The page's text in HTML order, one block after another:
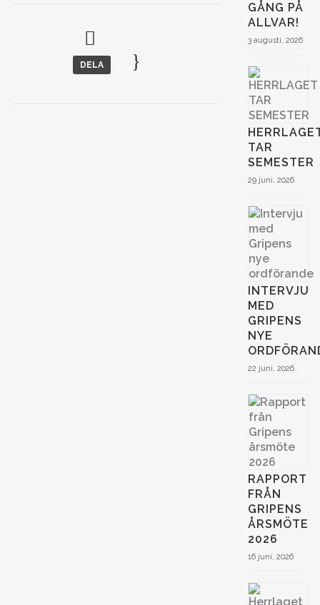
DELA
GÅNG PÅ
ALLVAR!
3 augusti, 2026
TAR
SEMESTER
29 juni, 2026
INTERVJU
MED
GRIPENS
NYE
22 juni, 2026
RAPPORT
FRÅN
GRIPENS
ÅRSMÖTE
2026
16 juni, 2026